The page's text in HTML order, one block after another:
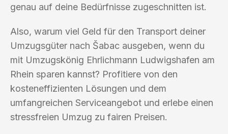
genau auf deine Bedürfnisse zugeschnitten ist.
Also, warum viel Geld für den Transport deiner
Umzugsgüter nach Šabac ausgeben, wenn du
mit Umzugskönig Ehrlichmann Ludwigshafen am
Rhein sparen kannst? Profitiere von den
kosteneffizienten Lösungen und dem
umfangreichen Serviceangebot und erlebe einen
stressfreien Umzug zu fairen Preisen.